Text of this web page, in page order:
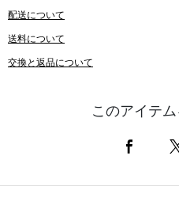
配送について
送料について
交換と返品について
このアイテ